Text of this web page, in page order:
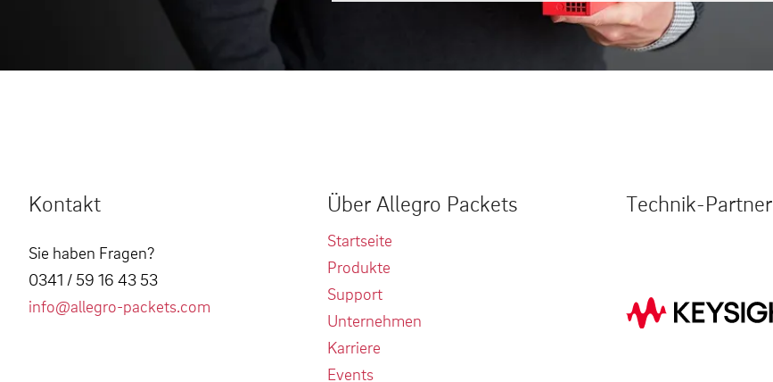
Kontakt
Sie haben Fragen?
0341 / 59 16 43 53
info@allegro-packets.com
Über Allegro Packets
Startseite
Produkte
Support
Unternehmen
Karriere
Events
Technik-Partner